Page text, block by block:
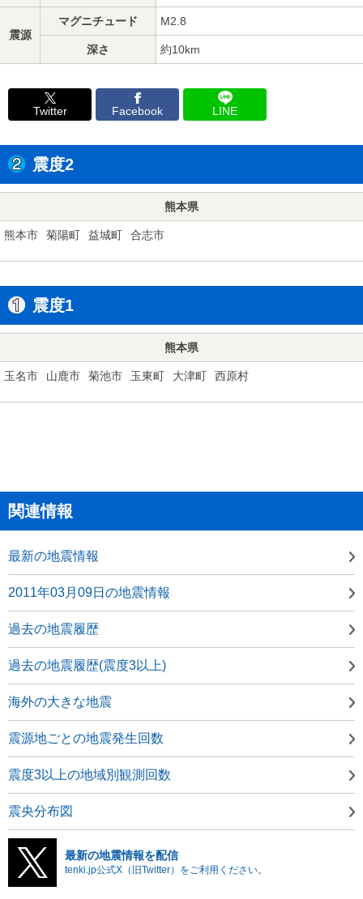
震源
マグニチュード M2.8
深さ 約10km
Twitter Facebook LINE
震度2
熊本県
熊本市 菊陽町 益城町 合志市
震度1
熊本県
玉名市 山鹿市 菊池市 玉東町 大津町 西原村
関連情報
最新の地震情報
2011年03月09日の地震情報
過去の地震履歴
過去の地震履歴(震度3以上)
海外の大きな地震
震源地ごとの地震発生回数
震度3以上の地域別観測回数
震央分布図
最新の地震情報を配信
tenki.jp公式X（旧Twitter）をご利用ください。